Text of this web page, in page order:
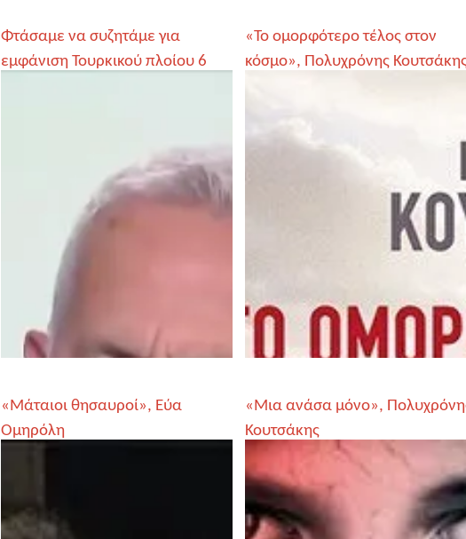
Φτάσαμε να συζητάμε για
εμφάνιση Τουρκικού πλοίου 6
«Το ομορφότερο τέλος στον
κόσμο», Πολυχρόνης
«Μάταιοι θησαυροί», Εύα
Ομηρόλη
«Μια ανάσα μόνο»,
Κουτσάκης